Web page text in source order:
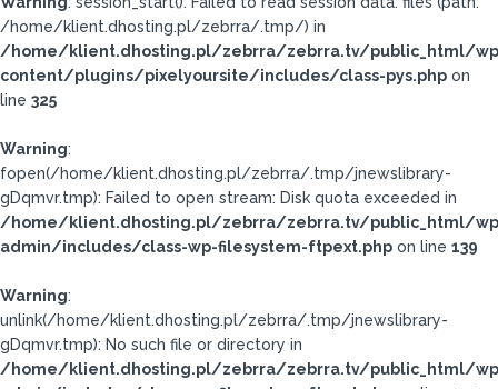
/home/klient.dhosting.pl/zebrra/.tmp/) in
/home/klient.dhosting.pl/zebrra/zebrra.tv/public_html/
content/plugins/pixelyoursite/includes/class-pys.php on
line 325
Warning:
fopen(/home/klient.dhosting.pl/zebrra/.tmp/jnewslibrary-
gDqmvr.tmp): Failed to open stream: Disk quota exceeded in
/home/klient.dhosting.pl/zebrra/zebrra.tv/public_html/
admin/includes/class-wp-filesystem-ftpext.php on line 139
Warning:
unlink(/home/klient.dhosting.pl/zebrra/.tmp/jnewslibrary-
gDqmvr.tmp): No such file or directory in
/home/klient.dhosting.pl/zebrra/zebrra.tv/public_html/